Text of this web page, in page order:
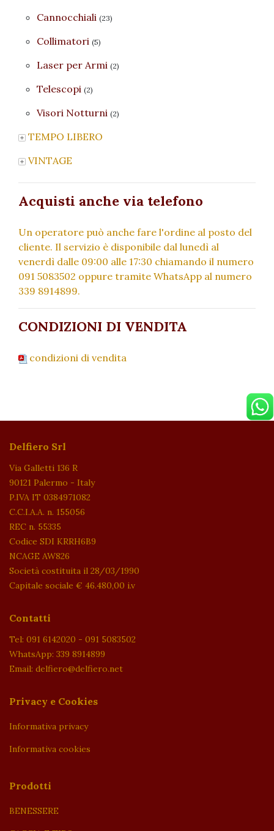
Cannocchiali (23)
Collimatori (5)
Laser per Armi (2)
Telescopi (2)
Visori Notturni (2)
TEMPO LIBERO
VINTAGE
Acquisti anche via telefono
Un operatore può anche fare l'ordine al posto del
cliente. Il servizio è disponibile dal lunedì al
venerdì dalle 09:00 alle 17:30 chiamando il numero
091 5083502 oppure tramite WhatsApp al numero
339 8914899.
CONDIZIONI DI VENDITA
condizioni di vendita
Delfiero Srl
Via Galletti 136 R
90121 Palermo - Italy
P.IVA IT 0384971082
C.C.I.A.A. n. 155056
REC n. 55335
Codice SDI KRRH6B9
NCAGE AW826
Società costituita il 28/03/1990
Capitale sociale € 46.480,00 i.v
Contatti
Tel: 091 6142020 - 091 5083502
WhatsApp: 339 8914899
Email: delfiero@delfiero.net
Privacy e Cookies
Informativa privacy
Informativa cookies
Prodotti
BENESSERE